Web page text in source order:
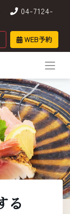
04-7124-
WEB予約
る